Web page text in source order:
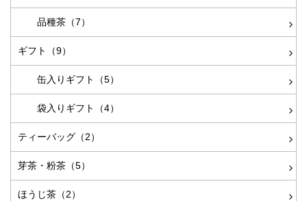
品種茶（7）
ギフト（9）
缶入りギフト（5）
袋入りギフト（4）
ティーバッグ（2）
芽茶・粉茶（5）
ほうじ茶（2）